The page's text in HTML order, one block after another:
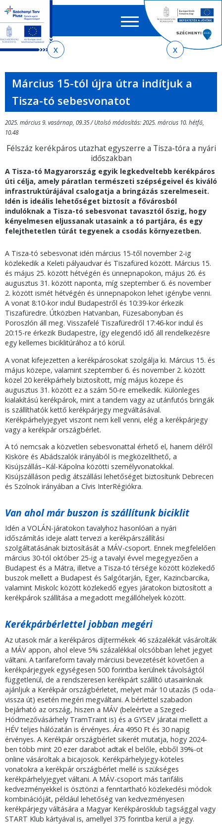
almenühöz
tartalomra
oldaltérképre
EN HU
űrlap
Március 15-tól újra útra indítjuk a
Tisza-tó sebesvonatot
2025. március 9. vasárnap, 09.35 / Utolsó módosítás: 2025. március 10. hétfő,
10.48
Félszáz kerékpáros utazhat egyszerre a Tisza-tóra a nyári
időszakban
A Tisza-tó Magyarország egyik legkedveltebb kerékpáros
úti célja, amely páratlan természeti szépségeivel és kiváló
infrastruktúrájával csalogatja a bringázás szerelmeseit.
Idén is ideális lehetőséget biztosít a fővárosból
indulóknak a Tisza-tó sebesvonat tavasztól őszig, hogy
kényelmesen eljussanak utasaink a tó partjára, és egy
felejthetetlen túrát tegyenek a csodás környezetben.
A Tisza-tó sebesvonat idén március 15-től november 2-ig
közlekedik a Keleti pályaudvar és Tiszafüred között. Március 15.
és május 25. között hétvégén és ünnepnapokon, május 26. és
augusztus 31. között naponta, míg szeptember 6. és november
2. között ismét hétvégén és ünnepnapokon lehet igénybe venni.
A vonat 8:10-kor indul Budapestről és 10:39-kor érkezik
Tiszafüredre. Útközben Hatvanban, Füzesabonyban és
Poroszlón áll meg. Visszafelé Tiszafüredről 17:46-kor indul és
20:15-re érkezik Budapestre, így elegendő idő áll rendelkezésre
egy kellemes biciklitúrához a tó körül.
A vonat kifejezetten a kerékpárosokat szolgálja ki. Március 15. és
május közepe, valamint szeptember 6. és november 2. között
közel 20 kerékpárhely biztosított, míg május közepe és
augusztus 31. között ez a szám 50-re emelkedik. Különleges
kialakítású kerékpárok, mint a tandem vagy az utánfutós bringák
is szállíthatók kettő kerékpárjegy megváltásával.
Kerékpárhelyjegyet viszont nem kell venni, elég a kerékpárjegy
vagy a kerékpár országbérlet.
A tó nemcsak a közvetlen sebesvonattal érhető el, hanem délről
Kisköre és Abádszalók irányából is megközelíthető, a
Kisújszállás–Kál-Kápolna közötti személyvonatokkal.
Kisújszálláson pedig átszállási lehetőséget biztosítunk Debrecen
és Szolnok irányában a Cívis InterRégiókra.
Van ahol már buszon is szállítunk biciklit
Idén a VOLÁN-járatokon tavalyhoz hasonlóan a nyári
időszámítás ideje alatt tervezi a kerékpárszállítási
szolgáltatásának biztosítását a MÁV-csoport. Ennek megfelelően
március 30-tól október 25-ig a tavalyi évvel megegyezően a
Budapest és a Mátra, illetve a Tisza-tó térsége között közlekedő
buszok mellett a Budapest és Salgótarján, Eger, Kazincbarcika,
valamint Miskolc között közlekedő egyes járatokon biztosított a
kerékpárok szállítása a megadott megállóhelyek között.
Kerékpárbérlettel jobban megéri
Az utasok már a kerékpáros díjtermékek 46 százalékát vásárolták
a MÁV appon, ahol eleve 5% százalékkal olcsóbban lehet jegyet
váltani. A tarifareform tavaly márciusi bevezetését követően a
kerékpárjegyek egységesen 500 forintba kerülnek távolságtól
függetlenül, de a rendszeresen kerékpárt szállító utasainknak
ajánljuk a Kerékpár országbérletet, melyet már 10 utazás (5 oda-
vissza út) esetén megéri megváltani. A bérlettel szabadon
bejárható az ország, hiszen a MÁV (beleértve a Szeged-
Hódmezővásárhely TramTraint is) és a GYSEV járatai mellett a
HÉV teljes hálózatán is érvényes. Ára 4950 Ft és 30 napig
érvényes. A Kerékpár országbérlet sikerét mutatja, hogy 2024-
ben több mint 20 ezer darabot adtak el belőle, ebből 39%-ot
online vásároltak a bicajosok. Kerékpárhelyjegy-köteles
vonatokra a kerékpár országbérlet mellé is szükséges
kerékpárhelyjegyet váltani. A MÁV-csoport más tarifális
kedvezményekkel is ösztönzi a fenntartható közlekedési módok
kombinációját, például lehetőség van kedvezményesen
kerékpárjegy váltására a Magyar Kerékpárosklub tagsággal vagy
START Klub kártyával is, amellyel 375 forintba kerül a jegy.